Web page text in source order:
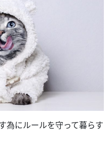
為にルールを守って暮らす